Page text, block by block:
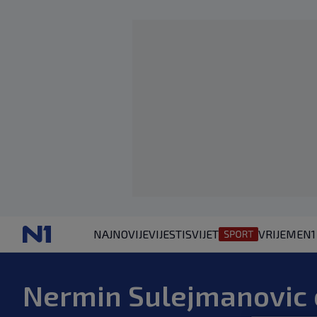
NAJNOVIJEVIJESTISVIJET VRIJEME
Nermin